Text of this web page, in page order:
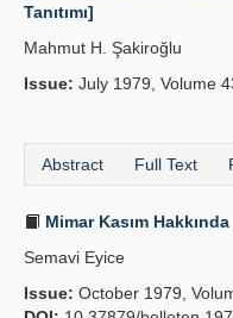
Tanıtımı]
Mahmut H. Şakiroğlu
Issue: July 1979, Volume
Abstract Full Text
Mimar Kasım Hakkında
Semavi Eyice
Issue: October 1979,